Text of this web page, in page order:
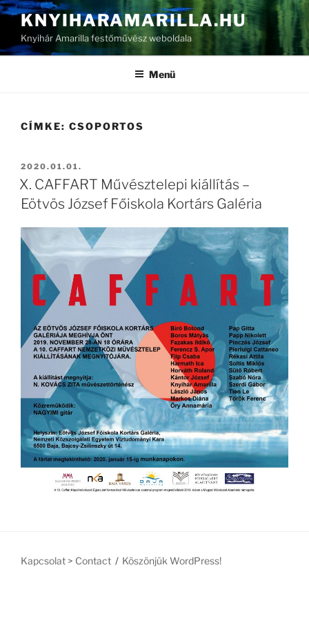
Tartalomhoz
KNYIHARAMARILLA.HU
Knyihár Amarilla festőművész weboldala
Menü
CÍMKE: CSOPORTOS
BEKÜLDVE:
2020.01.01.
X. CAFFART Művésztelepi kiállítás –
Eötvös József Főiskola Kortárs Galéria
Kapcsolat > Contact Köszönjük WordPress!